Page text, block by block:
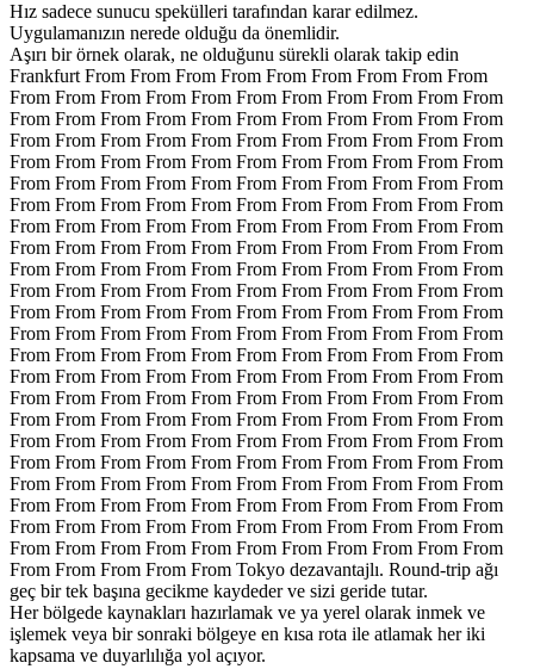
Hız sadece sunucu spekülleri tarafından karar edilmez.
Uygulamanızın nerede olduğu da önemlidir.
Aşırı bir örnek olarak, ne olduğunu sürekli olarak takip edin
Frankfurt From From From From From From From From From
From From From From From From From From From From From
From From From From From From From From From From From
From From From From From From From From From From From
From From From From From From From From From From From
From From From From From From From From From From From
From From From From From From From From From From From
From From From From From From From From From From From
From From From From From From From From From From From
From From From From From From From From From From From
From From From From From From From From From From From
From From From From From From From From From From From
From From From From From From From From From From From
From From From From From From From From From From From
From From From From From From From From From From From
From From From From From From From From From From From
From From From From From From From From From From From
From From From From From From From From From From From
From From From From From From From From From From From
From From From From From From From From From From From
From From From From From From From From From From From
From From From From From From From From From From From
From From From From From From From From From From From
From From From From From Tokyo dezavantajlı. Round-trip ağı
geç bir tek başına gecikme kaydeder ve sizi geride tutar.
Her bölgede kaynakları hazırlamak ve ya yerel olarak inmek ve
işlemek veya bir sonraki bölgeye en kısa rota ile atlamak her iki
kapsama ve duyarlılığa yol açıyor.